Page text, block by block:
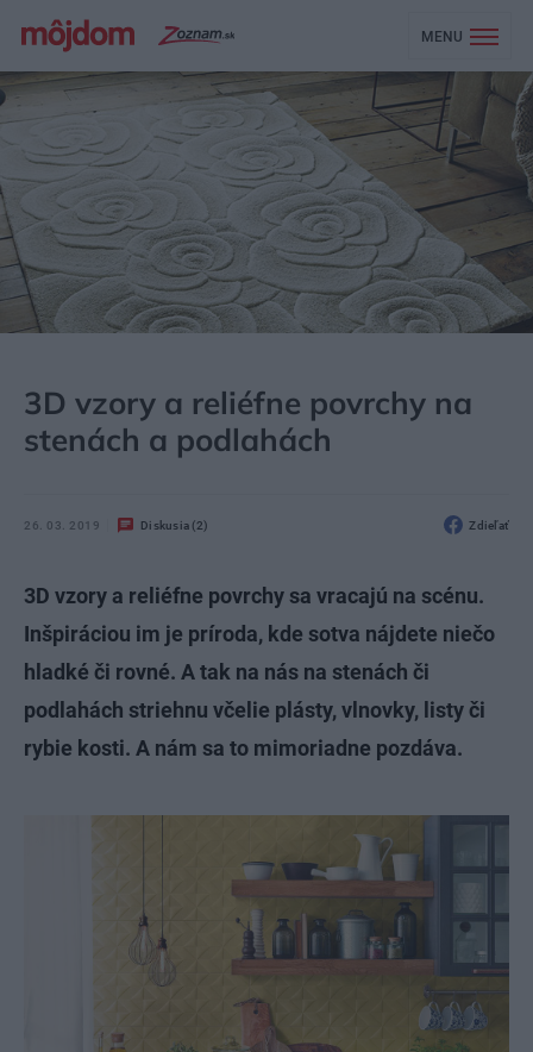
MENU
3D vzory a reliéfne povrchy na
stenách a podlahách
26. 03. 2019 Diskusia (2) Zdieľať
3D vzory a reliéfne povrchy sa vracajú na scénu.
Inšpiráciou im je príroda, kde sotva nájdete niečo
hladké či rovné. A tak na nás na stenách či
podlahách striehnu včelie plásty, vlnovky, listy či
rybie kosti. A nám sa to mimoriadne pozdáva.